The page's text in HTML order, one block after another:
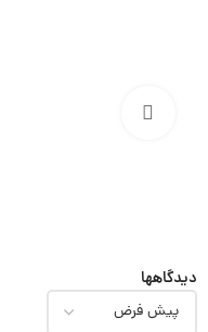
دیدگاهها